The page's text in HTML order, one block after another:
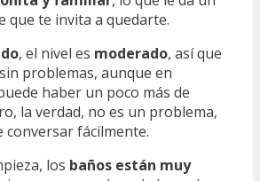
que te invita a quedarte.
, el nivel es moderado, así que
problemas, aunque en
haber un poco más de
la verdad, no es un problema,
conversar fácilmente.
los baños están muy